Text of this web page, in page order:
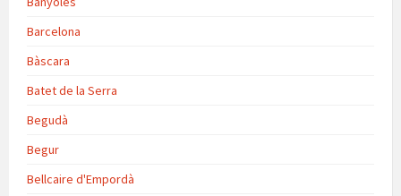
Barcelona
Bàscara
Batet de la Serra
Begudà
Begur
Bellcaire d'Empordà